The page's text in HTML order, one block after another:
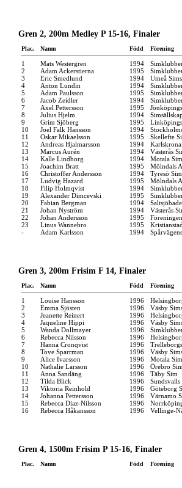
Gren 2, 200m Medley P 15-16, Finaler
Plac. Namn Född Förening
1 Mats Westergren 1994
2
Adam Ackerstierna 1995
3
Eric Smedlund 1994 Umeå
4
Anton Lundin 1994
5
Adam Paulsson 1995
6
Jacob Zeidler 1994
7
Axel Pettersson 1995
8
Julius Hjelm 1994
9
Grim Sjöberg 1995
10
Joel Falk Hansson 1994
11
Oskar Mikaelsson 1995 Skellefte
12
Andreas Hjalmarsson 1994 Karlskrona
13
Marcus Aurén 1994 Västerås
14
Kalle Lindborg 1994 Motala
15
Joachim Bratt 1995 Mölndals
16
Christoffer Andersson 1994 Tyresö
17
Ludvig Hazard 1995 Mölndals
18
Filip Holmqvist 1994
19
Alexander Dimcevski 1995
20
Fabian Bergman 1994
21
Johan Nyström 1994 Västerås
22
Johan Andersson 1995
23
Linus Wannebro 1995
-
Adam Karlsson 1994
Gren 3, 200m Frisim F 14, Finaler
Plac. Namn Född Förening
1 Louise Hansson 1996
2
Emma Sjösten 1996 Väsby
3
Jeanette Reinert 1996
4
Jaqueline Hippi 1996 Väsby
5
Wanda Dollmayer 1996
6
Rebecca Nilsson 1996
7
Hanna Cronqvist 1996
8
Tove Sparrman 1996 Väsby
9
Alice Ivarsson 1996 Motala
10
Nathalie Larsson 1996 Örebro
11
Anna Sandäng 1996 Täby Sim
12
Tilda Blick 1996 Sundsvalls
13
Viktoria Reinhold 1996 Göteborg
14
Johanna Pettersson 1996 Värnamo
15
Rebecca Diaz-Nilsson 1996
16
Rebecca Håkansson 1996 Vellinge-
Gren 4, 1500m Frisim P 15-16, Finaler
Plac. Namn Född Förening